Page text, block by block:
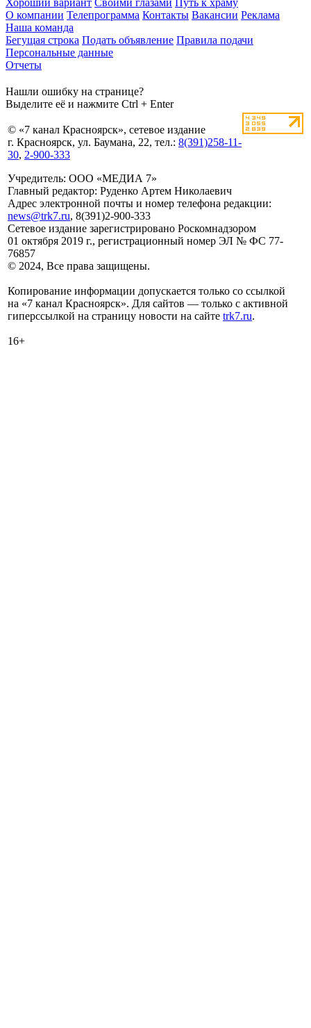
О компании Телепрограмма Контакты Вакансии Реклама
Наша команда
Бегущая строка Подать объявление Правила подачи
Персональные данные
Отчеты
Нашли ошибку на странице?
Выделите её и нажмите Ctrl + Enter
© «7 канал Красноярск», сетевое издание
г. Красноярск, ул. Баумана, 22, тел.: 8(391)258-11-
30, 2-900-333
Учредитель: ООО «МЕДИА 7»
Главный редактор: Руденко Артем Николаевич
Адрес электронной почты и номер телефона редакции:
news@trk7.ru, 8(391)2-900-333
Сетевое издание зарегистрировано Роскомнадзором
01 октября 2019 г., регистрационный номер ЭЛ № ФС 77-
76857
© 2024, Все права защищены.
Копирование информации допускается только со ссылкой
на «7 канал Красноярск». Для сайтов — только с активной
гиперссылкой на страницу новости на сайте trk7.ru.
16+